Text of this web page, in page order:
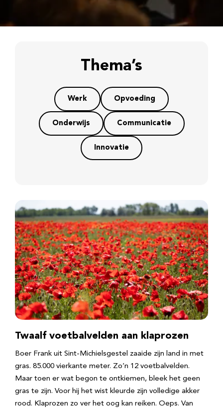
Thema’s
Werk Opvoeding
Onderwijs Communicatie
Innovatie
Twaalf voetbalvelden aan klaprozen
Boer Frank uit Sint-Michielsgestel zaaide zijn land in met
gras. 85.000 vierkante meter. Zo’n 12 voetbalvelden.
Maar toen er wat begon te ontkiemen, bleek het geen
gras te zijn. Voor hij het wist kleurde zijn volledige akker
rood. Klaprozen zo ver het oog kan reiken. Oeps. Van